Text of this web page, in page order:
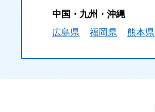
中国・九州・沖縄
広島県
福岡県 熊本県